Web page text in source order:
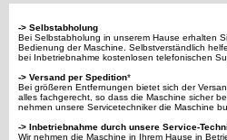
-> Selbstabholung
Bei Selbstabholung in unserem Hause erhalten
Bedienung der Maschine. Selbstverständlich
bei Inbetriebnahme kostenlosen telefonischen
-> Versand per Spedition*
Bei größeren Entfernungen bietet sich der
alles fachgerecht, so dass die Maschine sicher
nehmen unsere Servicetechniker die Maschine
-> Inbetriebnahme durch unsere Service-
Wir nehmen die Maschine in Ihrem Hause in